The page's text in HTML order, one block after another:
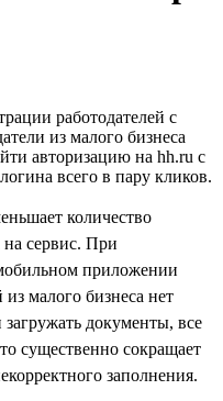
работодателей с
из малого бизнеса
авторизацию на hh.ru с
всего в пару кликов.
количество
на сервис. При
приложении
малого бизнеса нет
загружать документы, все
существенно сокращает
заполнения.